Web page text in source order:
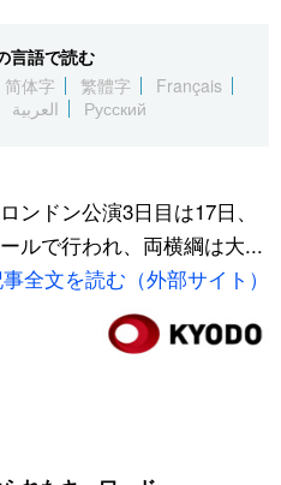
العربية お知らせ
言語で読む
简体字 繁體字
Français
العربية Русский
ンドン公演3日目は17日、
ルで行われ、両横綱は大...
全文を読む（外部サイト）